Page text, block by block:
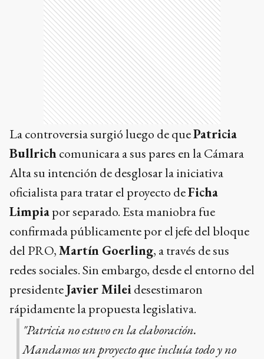
La controversia surgió luego de quePatricia
Bullrichcomunicara a sus pares en la Cámara
Alta su intención de desglosar la iniciativa
oficialista para tratar el proyecto deFicha
Limpiapor separado. Esta maniobra fue
confirmada públicamente por el jefe del bloque
del PRO,Martín Goerling, a través de sus
redes sociales. Sin embargo, desde el entorno del
presidenteJavier Mileidesestimaron
rápidamente la propuesta legislativa.
"Patricia no estuvo en la elaboración.
Mandamos un proyecto que incluía todo y no